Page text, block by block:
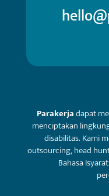
Parakerjadapat
menciptakan
disabilitas. Kami
outsourcing, head
Bahasa